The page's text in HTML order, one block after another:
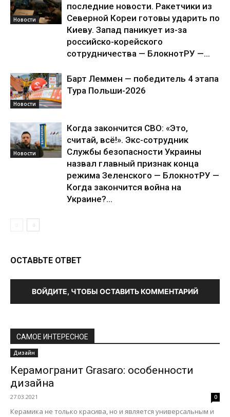
Новости
последние новости. Ракетчики из
Северной Кореи готовы ударить по
Киеву. Запад паникует из-за
российско-корейского
сотрудничества — БлокнотРУ —...
Новости
Барт Леммен — победитель 4 этапа
Тура Польши-2026
Новости
Когда закончится СВО: «Это,
считай, всё!». Экс-сотрудник
Службы безопасности Украины
назвал главный признак конца
режима Зеленского — БлокнотРУ —
Когда закончится война на
Украине?...
ОСТАВЬТЕ ОТВЕТ
ВОЙДИТЕ, ЧТОБЫ ОСТАВИТЬ КОММЕНТАРИЙ
САМОЕ ИНТЕРЕСНОЕ
Дизайн
Керамогранит Grasaro: особенности
дизайна
27.03.2021 0
Керамика не только красива, но и является универсальным и